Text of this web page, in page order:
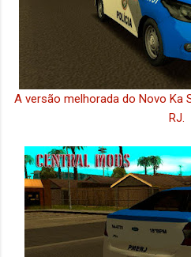
A versão melhorada do Novo Ka
RJ.